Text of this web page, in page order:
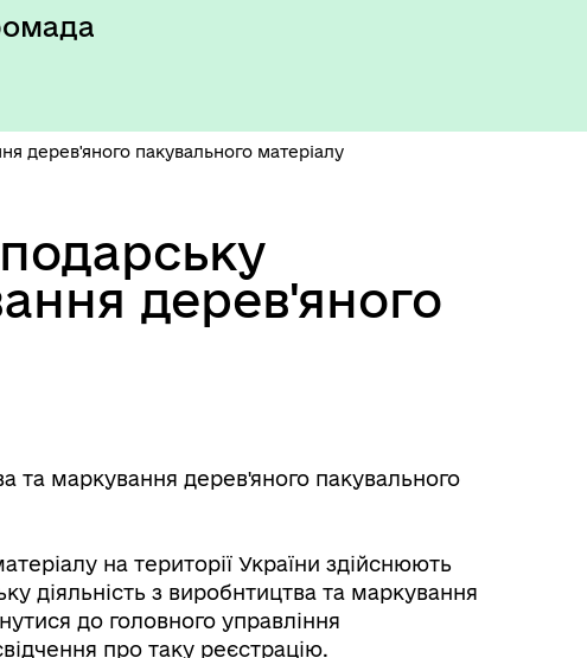
дерев'яного пакувального матеріалу
дерев'яного
та маркування дерев'яного пакувального
на території України здійснюють
діяльність з виробнтицтва та маркування
до головного управління
про таку реєстрацію.